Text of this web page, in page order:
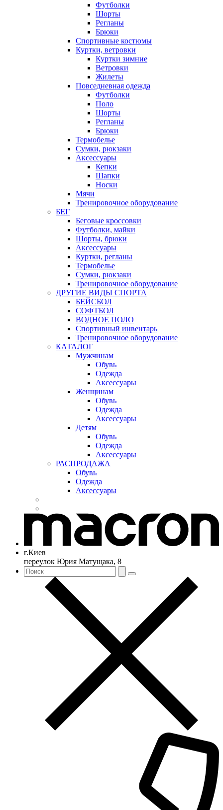
Футболки
Шорты
Регланы
Брюки
Спортивные костюмы
Куртки, ветровки
Куртки зимние
Ветровки
Жилеты
Повседневная одежда
Футболки
Поло
Шорты
Регланы
Брюки
Термобелье
Сумки, рюкзаки
Аксессуары
Кепки
Шапки
Носки
Мячи
Тренировочное оборудование
БЕГ
Беговые кроссовки
Футболки, майки
Шорты, брюки
Аксессуары
Куртки, регланы
Термобелье
Сумки, рюкзаки
Тренировочное оборудование
ДРУГИЕ ВИДЫ СПОРТА
БЕЙСБОЛ
СОФТБОЛ
ВОДНОЕ ПОЛО
Спортивный инвентарь
Тренировочное оборудование
КАТАЛОГ
Мужчинам
Обувь
Одежда
Аксессуары
Женщинам
Обувь
Одежда
Аксессуары
Детям
Обувь
Одежда
Аксессуары
РАСПРОДАЖА
Обувь
Одежда
Аксессуары
г.Киев
переулок Юрия Матущака, 8